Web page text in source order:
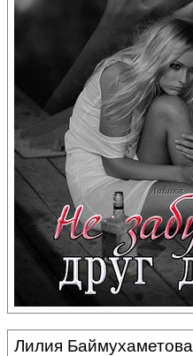
Лилия Баймухаметова